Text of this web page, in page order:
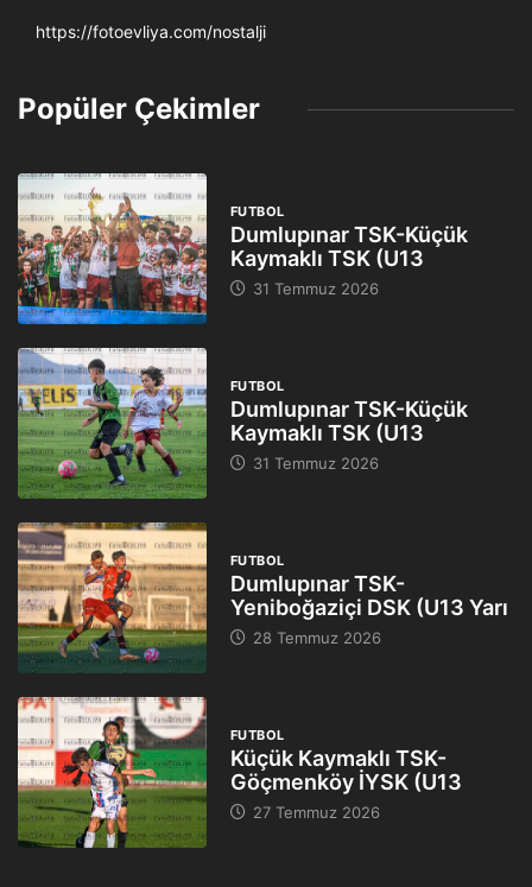
https://fotoevliya.com/nostalji
Popüler Çekimler
FUTBOL
Dumlupınar TSK-Küçük
Kaymaklı TSK (U13
31 Temmuz 2026
FUTBOL
Dumlupınar TSK-Küçük
Kaymaklı TSK (U13
31 Temmuz 2026
FUTBOL
Dumlupınar TSK-
Yeniboğaziçi DSK (U13 Yarı
28 Temmuz 2026
FUTBOL
Küçük Kaymaklı TSK-
Göçmenköy İYSK (U13
27 Temmuz 2026